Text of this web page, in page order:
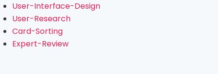
User-Interface-Design
User-Research
Card-Sorting
Expert-Review